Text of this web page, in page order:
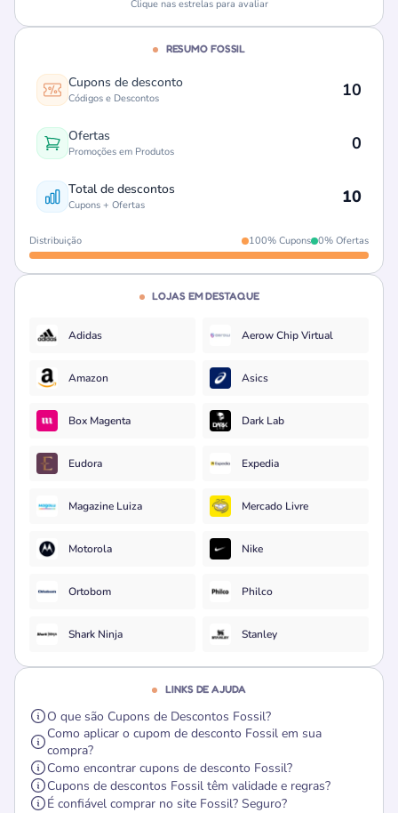
Clique nas estrelas para avaliar
RESUMO FOSSIL
Cupons de desconto
Códigos e Descontos 10
Ofertas
Promoções em Produtos 0
Total de descontos
Cupons + Ofertas 10
Distribuição 100% Cupons 0% Ofertas
LOJAS EM DESTAQUE
Adidas Aerow Chip Virtual
Amazon Asics
Box Magenta Dark Lab
Eudora Expedia
Magazine Luiza Mercado Livre
Motorola Nike
Ortobom Philco
Shark Ninja Stanley
LINKS DE AJUDA
O que são Cupons de Descontos Fossil?
Como aplicar o cupom de desconto Fossil em sua
compra?
Como encontrar cupons de desconto Fossil?
Cupons de descontos Fossil têm validade e regras?
É confiável comprar no site Fossil? Seguro?